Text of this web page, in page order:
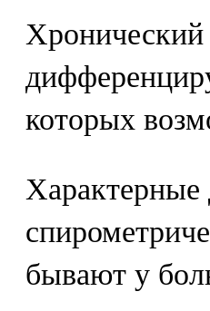
которых
бывают у